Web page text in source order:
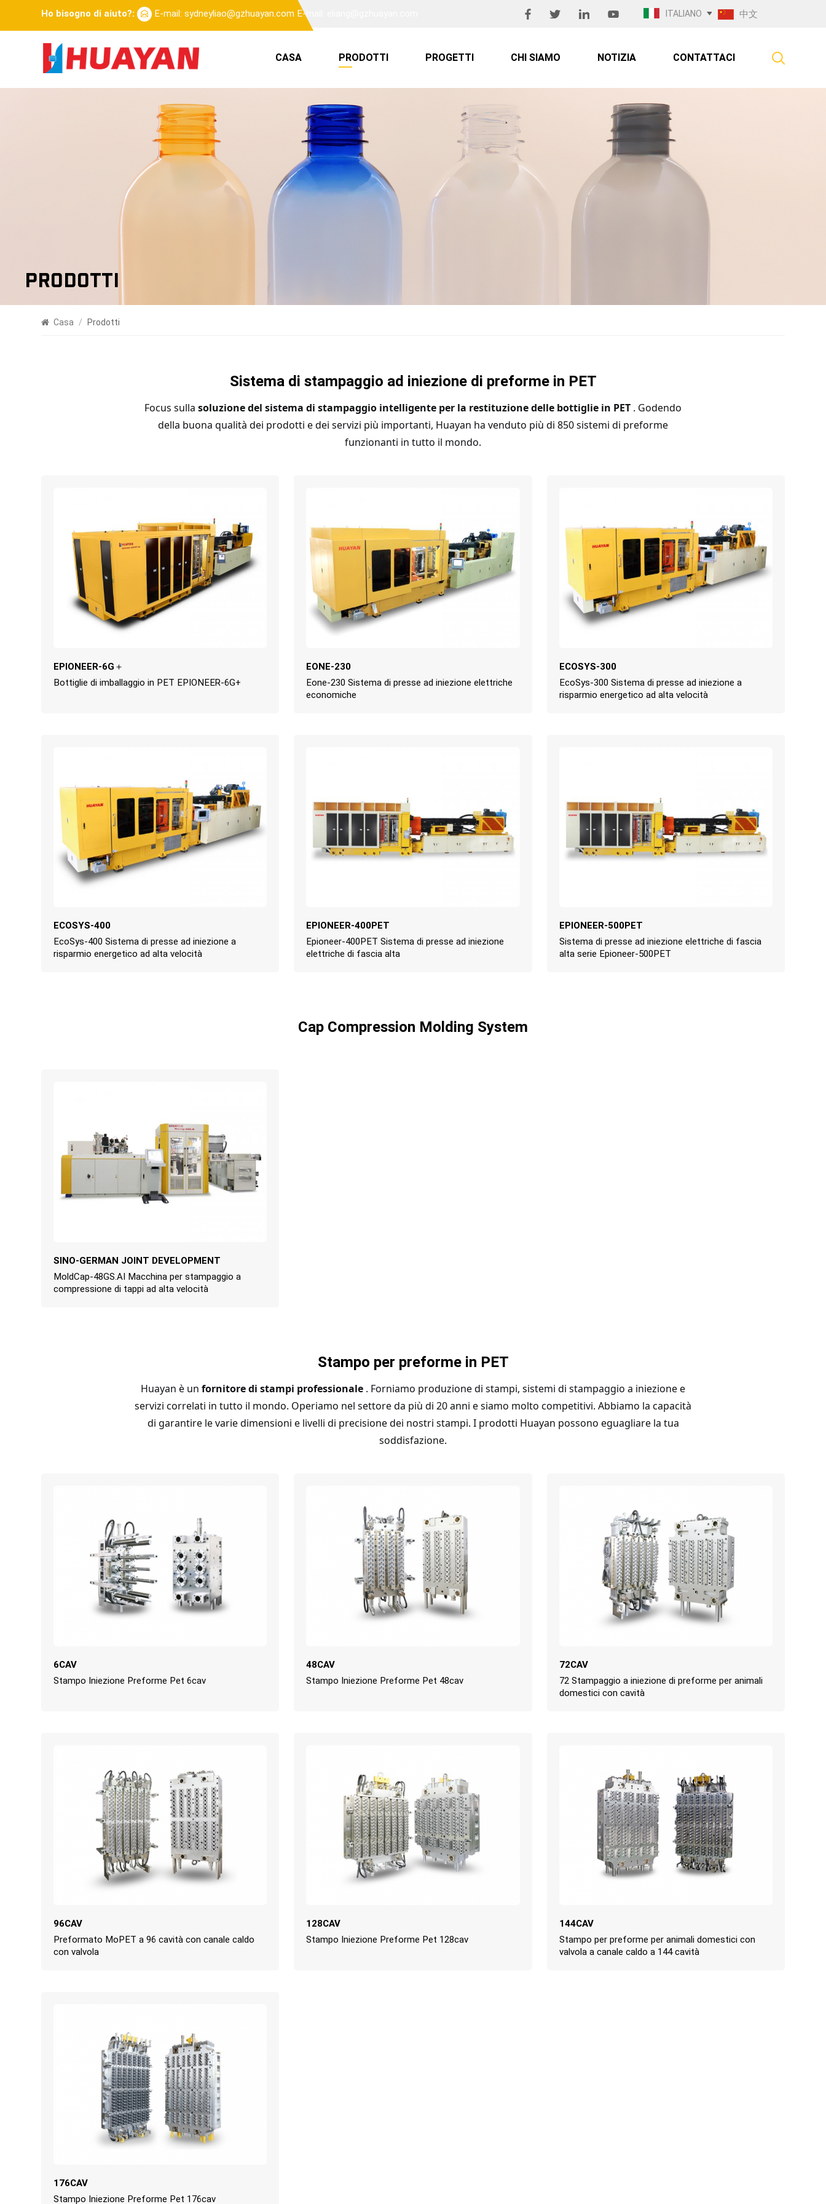
Ho bisogno di aiuto?: E-mail: sydneyliao@gzhuayan.com E-mail: eliang@gzhuayan.com ITALIANO 中文
CASA PRODOTTI PROGETTI CHI SIAMO NOTIZIA CONTATTACI
Prodotti
Casa / Prodotti
Sistema di stampaggio ad iniezione di preforme in PET
Focus sulla soluzione del sistema di stampaggio intelligente per la restituzione delle bottiglie in PET . Godendo
della buona qualità dei prodotti e dei servizi più importanti, Huayan ha venduto più di 850 sistemi di preforme
funzionanti in tutto il mondo.
EPIONEER-6G＋
Bottiglie di imballaggio in PET EPIONEER-6G+
EONE-230
Eone-230 Sistema di presse ad iniezione elettriche
economiche
ECOSYS-300
EcoSys-300 Sistema di presse ad iniezione a
risparmio energetico ad alta velocità
ECOSYS-400
EcoSys-400 Sistema di presse ad iniezione a
risparmio energetico ad alta velocità
EPIONEER-400PET
Epioneer-400PET Sistema di presse ad iniezione
elettriche di fascia alta
EPIONEER-500PET
Sistema di presse ad iniezione elettriche di fascia
alta serie Epioneer-500PET
Cap Compression Molding System
SINO-GERMAN JOINT DEVELOPMENT
MoldCap-48GS.AI Macchina per stampaggio a
compressione di tappi ad alta velocità
Stampo per preforme in PET
Huayan è un fornitore di stampi professionale . Forniamo produzione di stampi, sistemi di stampaggio a iniezione e
servizi correlati in tutto il mondo. Operiamo nel settore da più di 20 anni e siamo molto competitivi. Abbiamo la capacità
di garantire le varie dimensioni e livelli di precisione dei nostri stampi. I prodotti Huayan possono eguagliare la tua
soddisfazione.
6CAV
Stampo Iniezione Preforme Pet 6cav
48CAV
Stampo Iniezione Preforme Pet 48cav
72CAV
72 Stampaggio a iniezione di preforme per animali
domestici con cavità
96CAV
Preformato MoPET a 96 cavità con canale caldo
con valvola
128CAV
Stampo Iniezione Preforme Pet 128cav
144CAV
Stampo per preforme per animali domestici con
valvola a canale caldo a 144 cavità
176CAV
Stampo Iniezione Preforme Pet 176cav